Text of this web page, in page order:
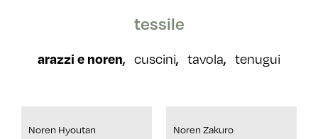
tessile
arazzi e noren, cuscini, tavola, tenugui
Noren Hyoutan Noren Zakuro